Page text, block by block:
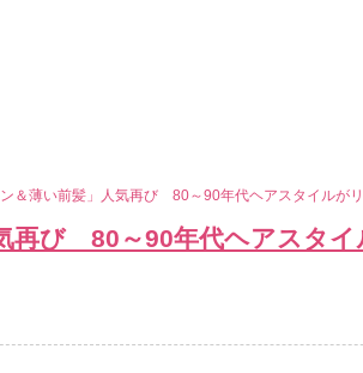
＆薄い前髪」人気再び 80～90年代ヘアスタイルが
再び 80～90年代ヘアスタイ